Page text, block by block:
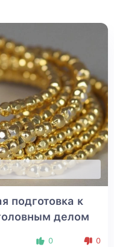
подготовка к
делом
0 0